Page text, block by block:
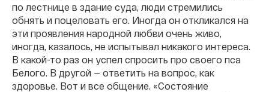
по лестнице в здание суда, люди стремились
обнять и поцеловать его. Иногда он откликался на
эти проявления народной любви очень живо,
иногда, казалось, не испытывал никакого интереса.
В какой-то раз он успел спросить про своего пса
Белого. В другой — ответить на вопрос, как
здоровье. Вот и все общение. «Состояние